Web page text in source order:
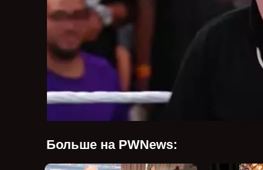
Больше на PWNews: